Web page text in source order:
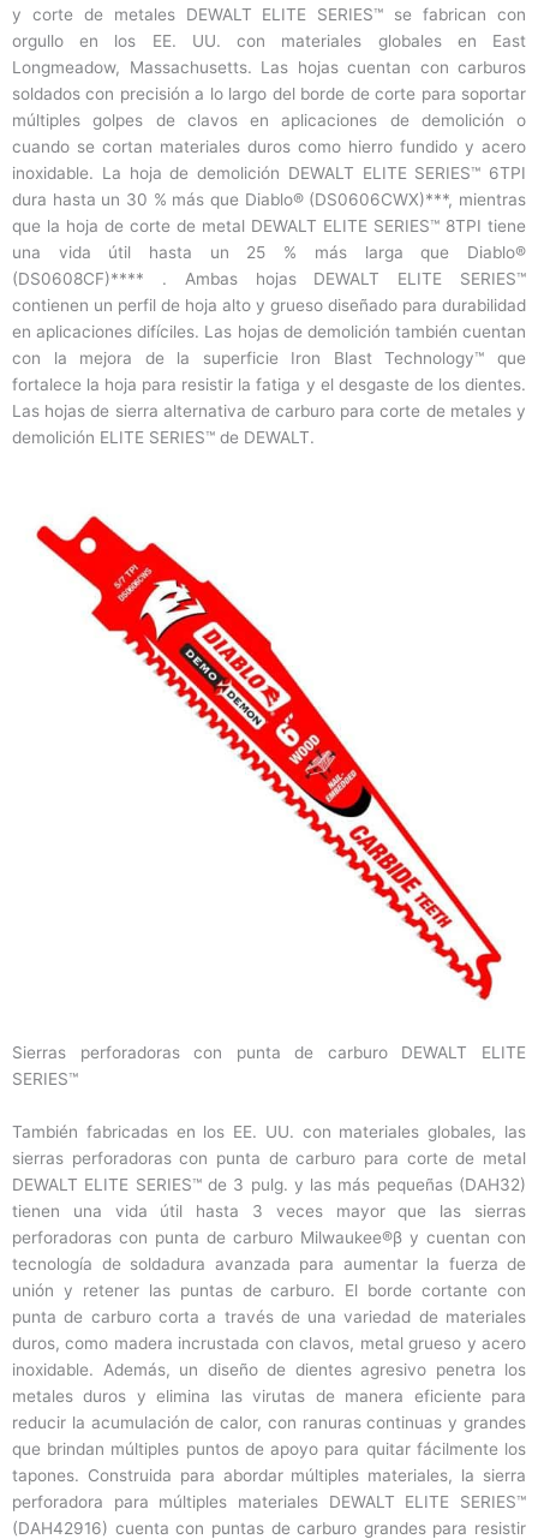
y corte de metales DEWALT ELITE SERIES™ se fabrican con
orgullo en los EE. UU. con materiales globales en East
Longmeadow, Massachusetts. Las hojas cuentan con carburos
soldados con precisión a lo largo del borde de corte para soportar
múltiples golpes de clavos en aplicaciones de demolición o
cuando se cortan materiales duros como hierro fundido y acero
inoxidable. La hoja de demolición DEWALT ELITE SERIES™ 6TPI
dura hasta un 30 % más que Diablo® (DS0606CWX)***, mientras
que la hoja de corte de metal DEWALT ELITE SERIES™ 8TPI tiene
una vida útil hasta un 25 % más larga que Diablo®
(DS0608CF)**** . Ambas hojas DEWALT ELITE SERIES™
contienen un perfil de hoja alto y grueso diseñado para durabilidad
en aplicaciones difíciles. Las hojas de demolición también cuentan
con la mejora de la superficie Iron Blast Technology™ que
fortalece la hoja para resistir la fatiga y el desgaste de los dientes.
Las hojas de sierra alternativa de carburo para corte de metales y
demolición ELITE SERIES™ de DEWALT.
Sierras perforadoras con punta de carburo DEWALT ELITE
SERIES™
También fabricadas en los EE. UU. con materiales globales, las
sierras perforadoras con punta de carburo para corte de metal
DEWALT ELITE SERIES™ de 3 pulg. y las más pequeñas (DAH32)
tienen una vida útil hasta 3 veces mayor que las sierras
perforadoras con punta de carburo Milwaukee®β y cuentan con
tecnología de soldadura avanzada para aumentar la fuerza de
unión y retener las puntas de carburo. El borde cortante con
punta de carburo corta a través de una variedad de materiales
duros, como madera incrustada con clavos, metal grueso y acero
inoxidable. Además, un diseño de dientes agresivo penetra los
metales duros y elimina las virutas de manera eficiente para
reducir la acumulación de calor, con ranuras continuas y grandes
que brindan múltiples puntos de apoyo para quitar fácilmente los
tapones. Construida para abordar múltiples materiales, la sierra
perforadora para múltiples materiales DEWALT ELITE SERIES™
(DAH42916) cuenta con puntas de carburo grandes para resistir